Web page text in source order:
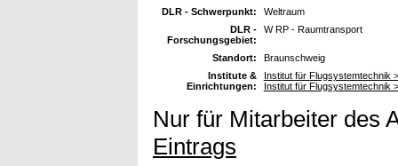
DLR - Schwerpunkt:
Weltraum
DLR -
Forschungsgebiet:
W RP - Raumtransport
Standort:
Braunschweig
Institute &
Einrichtungen:
Institut für Flugsystemtechnik
Institut für Flugsystemtechnik
Nur für Mitarbeiter des
Eintrags